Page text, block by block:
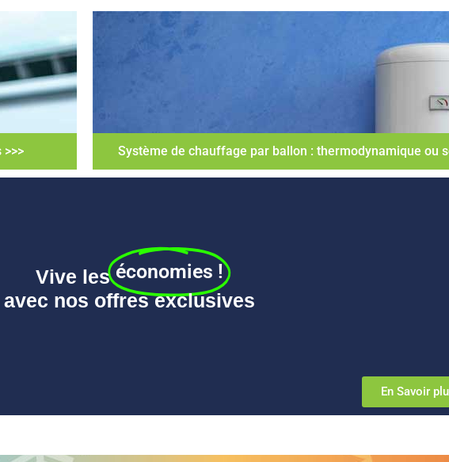
Système de chauffage par ballon : thermodynamique ou
Vive leséconomies !
avec nos offres exclusives
En Savoir